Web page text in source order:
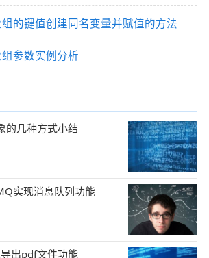
的键值创建同名变量并赋值的方法
参数实例分析
的几种方式小结
实现消息队列功能
出pdf文件功能